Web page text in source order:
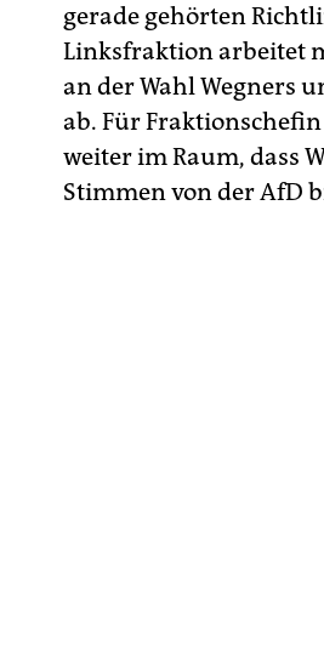
gerade gehörten
Linksfraktion arbeitet
an der Wahl Wegners
ab. Für
weiter im Raum, dass
Stimmen von der AfD